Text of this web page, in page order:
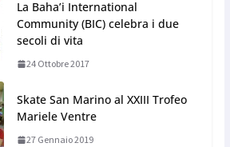
La Baha’i International
Community (BIC) celebra i due
secoli di vita
24 Ottobre 2017
Skate San Marino al XXIII Trofeo
Mariele Ventre
27 Gennaio 2019